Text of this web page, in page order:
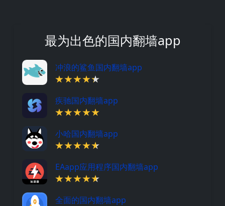
最为出色的国内翻墙app
冲浪的鲨鱼国内翻墙app
疾驰国内翻墙app
小哈国内翻墙app
EAapp应用程序国内翻墙app
全面的国内翻墙app